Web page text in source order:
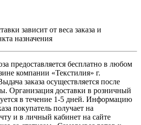
зависит от веса заказа и
назначения
предоставляется бесплатно в любом
компании «Текстилия» г.
заказа осуществляется после
Организация доставки в розничный
в течение 1-5 дней. Информацию
покупатель получает на
и в личный кабинет на сайте